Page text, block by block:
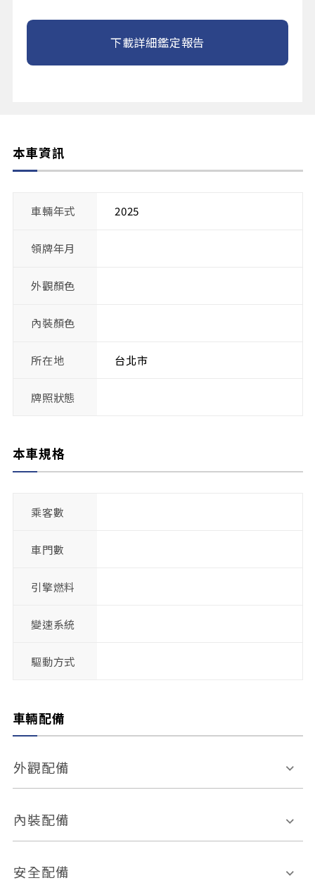
下載詳細鑑定報告
本車資訊
車輛年式 2025
領牌年月
外觀顏色
內裝顏色
所在地 台北市
牌照狀態
本車規格
乘客數
車門數
引擎燃料
變速系統
驅動方式
車輛配備
外觀配備
電動天窗
後視鏡方向指示燈
內裝配備
多功能方向盤
安全配備